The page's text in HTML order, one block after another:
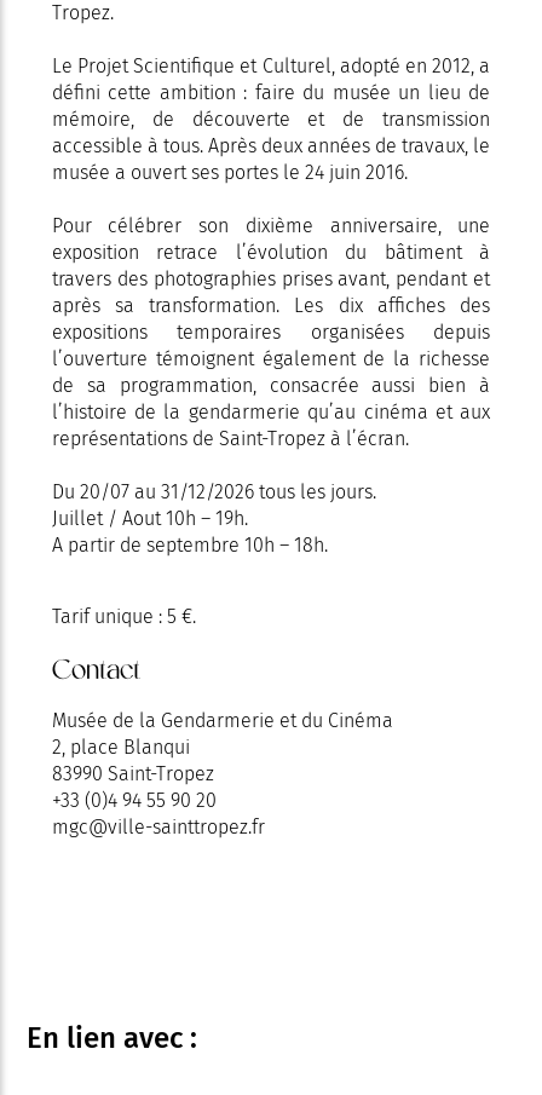
Tropez.
Le Projet Scientifique et Culturel, adopté en 2012, a
défini cette ambition : faire du musée un lieu de
mémoire, de découverte et de transmission
accessible à tous. Après deux années de travaux, le
musée a ouvert ses portes le 24 juin 2016.
Pour célébrer son dixième anniversaire, une
exposition retrace l’évolution du bâtiment à
travers des photographies prises avant, pendant et
après sa transformation. Les dix affiches des
expositions temporaires organisées depuis
l’ouverture témoignent également de la richesse
de sa programmation, consacrée aussi bien à
l’histoire de la gendarmerie qu’au cinéma et aux
représentations de Saint-Tropez à l’écran.
Du 20/07 au 31/12/2026 tous les jours.
Juillet / Aout 10h – 19h.
A partir de septembre 10h – 18h.
Tarif unique : 5 €.
Contact
Musée de la Gendarmerie et du Cinéma
2, place Blanqui
83990 Saint-Tropez
+33 (0)4 94 55 90 20
mgc@ville-sainttropez.fr
En lien avec :